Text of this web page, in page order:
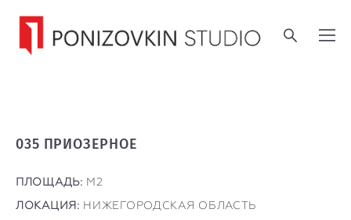
035 ПРИОЗЕРНОЕ
ПЛОЩАДЬ: М2
ЛОКАЦИЯ: НИЖЕГОРОДСКАЯ ОБЛАСТЬ